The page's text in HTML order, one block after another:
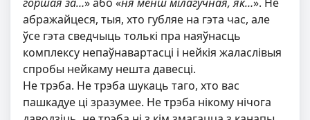
абражайцеся, тыя, хто губляе на гэта час, але
ўсе гэта сведчыць толькі пра наяўнасць
комплексу непаўнавартасці і нейкія жаласлівыя
спробы нейкаму нешта давесці.
Не трэба. Не трэба шукаць таго, хто вас
пашкадуе ці зразумее. Не трэба нікому нічога